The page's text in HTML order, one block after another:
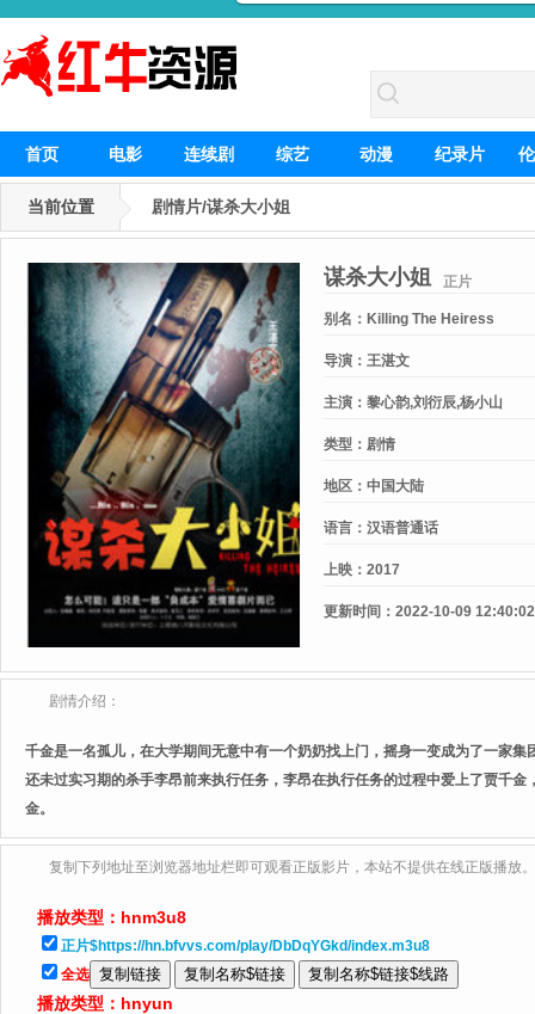
首页 电影 连续剧 综艺 动漫 纪录片
当前位置 剧情片/谋杀大小姐
谋杀大小姐 正片
别名： Killing The Heiress
导演： 王湛文
主演： 黎心韵,刘衍辰,杨小山
类型： 剧情
地区： 中国大陆
语言： 汉语普通话
上映： 2017
更新时间： 2022-10-09 12:40:02
剧情介绍：
千金是一名孤儿，在大学期间无意中有一个奶奶找上门，摇身一变成为了一家
还未过实习期的杀手李昂前来执行任务，李昂在执行任务的过程中爱上了贾千
金。
复制下列地址至浏览器地址栏即可观看正版影片，本站不提供在线正版播放。
播放类型： hnm3u8
正片$https://hn.bfvvs.com/play/DbDqYGkd/index.m3u8
全选
播放类型： hnyun